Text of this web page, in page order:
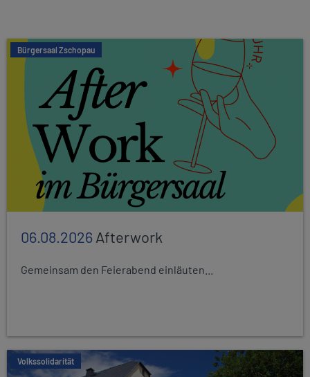
Bürgersaal Zschopau
06.08.2026Afterwork
Gemeinsam den Feierabend einläuten...
Volkssolidarität